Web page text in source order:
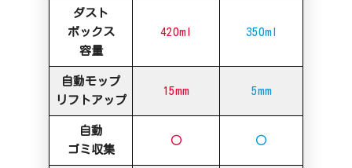
ダスト
ボックス
容量
420ml 350ml
自動モップ
リフトアップ
15mm 5mm
自動
ゴミ収集
〇 〇